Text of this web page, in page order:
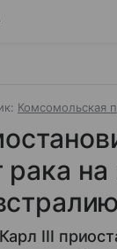
Комсомольская
рака
III